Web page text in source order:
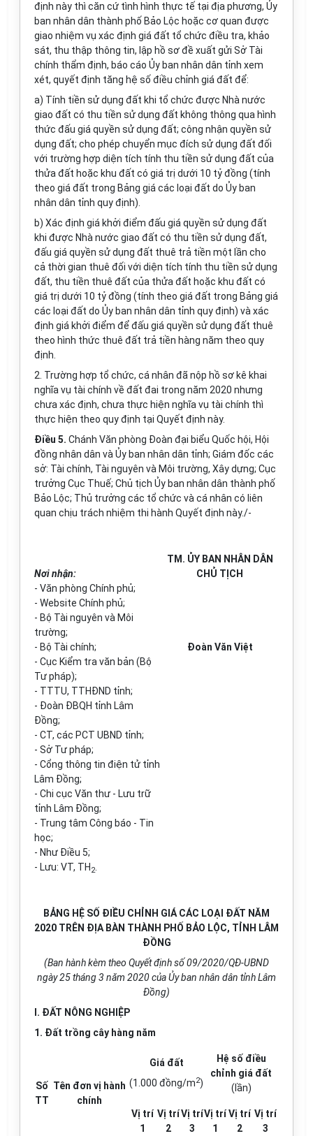
định này thì căn cứ tình hình thực tế tại địa phương, Ủy
ban nhân dân thành phố Bảo Lộc hoặc cơ quan được
giao nhiệm vụ xác định giá đất tổ chức điều tra, khảo
sát, thu thập thông tin, lập hồ sơ đề xuất gửi Sở Tài
chính thẩm định, báo cáo Ủy ban nhân dân tỉnh xem
xét, quyết định tăng hệ số điều chỉnh giá đất để:
a) Tính tiền sử dụng đất khi tổ chức được Nhà nước
giao đất có thu tiền sử dụng đất không thông qua hình
thức đấu giá quyền sử dụng đất; công nhận quyền sử
dụng đất; cho phép chuyển mục đích sử dụng đất đối
với trường hợp diện tích tính thu tiền sử dụng đất của
thửa đất hoặc khu đất có giá trị dưới 10 tỷ đồng (tính
theo giá đất trong Bảng giá các loại đất do Ủy ban
nhân dân tỉnh quy định).
b) Xác định giá khởi điểm đấu giá quyền sử dụng đất
khi được Nhà nước giao đất có thu tiền sử dụng đất,
đấu giá quyền sử dụng đất thuê trả tiền một lần cho
cả thời gian thuê đối với diện tích tính thu tiền sử dụng
đất, thu tiền thuê đất của thửa đất hoặc khu đất có
giá trị dưới 10 tỷ đồng (tính theo giá đất trong Bảng giá
các loại đất do Ủy ban nhân dân tỉnh quy định) và xác
định giá khởi điểm để đấu giá quyền sử dụng đất thuê
theo hình thức thuê đất trả tiền hàng năm theo quy
định.
2. Trường hợp tổ chức, cá nhân đã nộp hồ sơ kê khai
nghĩa vụ tài chính về đất đai trong năm 2020 nhưng
chưa xác định, chưa thực hiện nghĩa vụ tài chính thì
thực hiện theo quy định tại Quyết định này.
Điều 5. Chánh Văn phòng Đoàn đại biểu Quốc hội, Hội
đồng nhân dân và Ủy ban nhân dân tỉnh; Giám đốc các
sở: Tài chính, Tài nguyên và Môi trường, Xây dựng; Cục
trưởng Cục Thuế; Chủ tịch Ủy ban nhân dân thành phố
Bảo Lộc; Thủ trưởng các tổ chức và cá nhân có liên
quan chịu trách nhiệm thi hành Quyết định này./-
Nơi nhận:
- Văn phòng Chính phủ;
- Website Chính phủ;
- Bộ Tài nguyên và Môi
trường;
- Bộ Tài chính;
- Cục Kiểm tra văn bản (Bộ
Tư pháp);
- TTTU, TTHĐND tỉnh;
- Đoàn ĐBQH tỉnh Lâm
Đồng;
- CT, các PCT UBND tỉnh;
- Sở Tư pháp;
- Cổng thông tin điện tử tỉnh
Lâm Đồng;
- Chi cục Văn thư - Lưu trữ
tỉnh Lâm Đồng;
- Trung tâm Công báo - Tin
học;
- Như Điều 5;
- Lưu: VT, TH 2
TM. ỦY BAN NHÂN DÂN
CHỦ TỊCH
Đoàn Văn Việt
BẢNG HỆ SỐ ĐIỀU CHỈNH GIÁ CÁC LOẠI ĐẤT NĂM
2020 TRÊN ĐỊA BÀN THÀNH PHỐ BẢO LỘC, TỈNH LÂM
ĐỒNG
(Ban hành kèm theo Quyết định số09/2020/QĐ-UBND
ngày25tháng 3 năm 2020 của Ủy ban nhân dân tỉnh Lâm
Đồng)
I. ĐẤT NÔNG NGHIỆP
1. Đất trồng cây hàng năm
Số
TT
Tên đơn vị hành
chính
Giá đất
(1.000 đồng/m2)
Hệ số điều
chỉnh giá đất
(lần)
Vị trí
1
Vị trí
2
Vị trí
3
Vị trí
1
Vị trí
2
Vị trí
3